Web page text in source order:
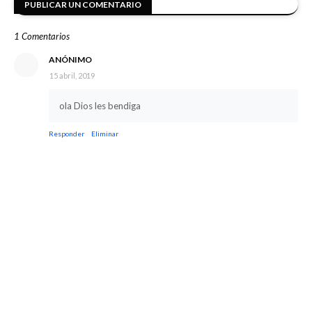
PUBLICAR UN COMENTARIO
1 Comentarios
ANÓNIMO
15 abril, 2019
ola Dios les bendiga
Responder Eliminar